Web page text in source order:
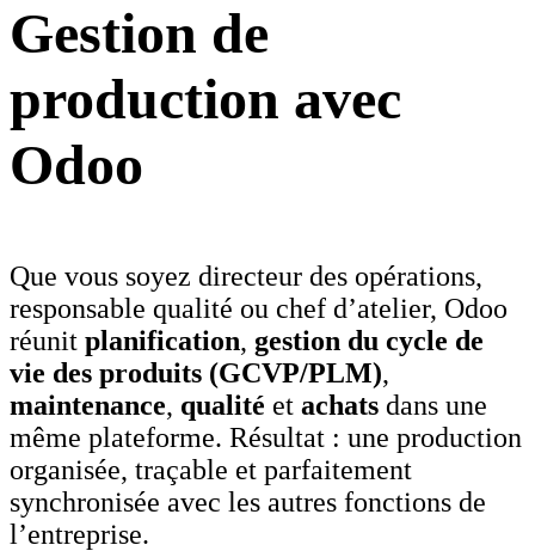
Gestion de
production avec
Odoo
Que vous soyez directeur des opérations,
responsable qualité ou chef d’atelier, Odoo
réunit planification, gestion du cycle de
vie des produits (GCVP/PLM),
maintenance, qualité et achats dans une
même plateforme. Résultat : une production
organisée, traçable et parfaitement
synchronisée avec les autres fonctions de
l’entreprise.